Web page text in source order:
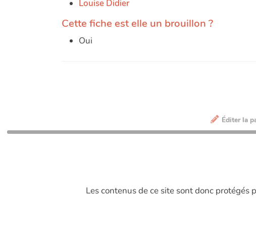
Louise Didier
Cette fiche est elle un brouillon ?
Oui
Éditer la
Les contenus de ce site sont donc protégés